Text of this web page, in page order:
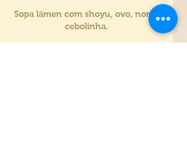
Sopa lámen com shoyu, ovo, nori e
cebolinha.